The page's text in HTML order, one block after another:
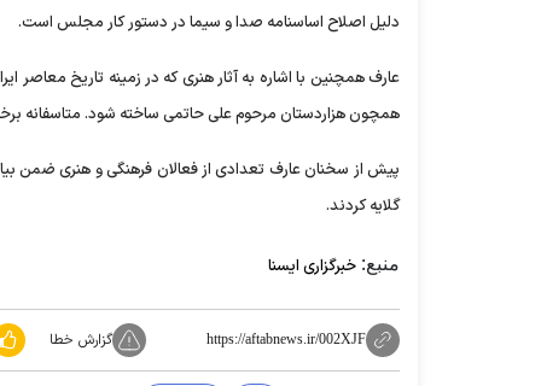
دلیل اصلاح اساسنامه صدا و سیما در دستور کار مجلس است.
عارف همچنین با اشاره به آثار هنری که در زمینه تاریخ معاصر
همچون هزاردستان مرحوم علی حاتمی ساخته شود. متاسفانه
پیش از سخنان عارف تعدادی از فعالان فرهنگی و هنری ضمن
گلایه کردند.
منبع: خبرگزاری ایسنا
https://aftabnews.ir/002XJF گزارش خطا